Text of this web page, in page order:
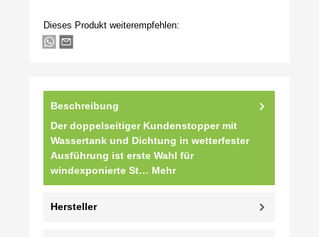
Dieses Produkt weiterempfehlen:
Beschreibung
Der doppelseitiger Kundenstopper mit
Wassertank und Dichtung in wetterfester
Ausführung ist erste Wahl für
windexponierte St… Mehr
Hersteller